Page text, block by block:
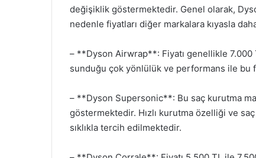
değişiklik göstermektedir. Genel olarak,
nedenle fiyatları diğer markalara kıyasla
– **Dyson Airwrap**: Fiyatı genellikle
sunduğu çok yönlülük ve performans ile bu
– **Dyson Supersonic**: Bu saç kurutma
göstermektedir. Hızlı kurutma özelliği ve
sıklıkla tercih edilmektedir.